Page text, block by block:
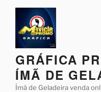
Pular
conteúdo
GRÁFICA
ÍMÃ DE
Ímã de Geladeira venda